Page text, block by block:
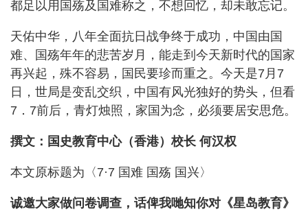
都足以用国殇及国难称之，不想回忆，却未敢忘记。
天佑中华，八年全面抗日战争终于成功，中国由国
难、国殇年年的悲苦岁月，能走到今天新时代的国家
再兴起，殊不容易，国民要珍而重之。今天是7月7
日，世局是变乱交织，中国有风光独好的势头，但看
7．7前后，青灯烛照，家国为念，必须要居安思危。
撰文：国史教育中心（香港）校长 何汉权
本文原标题为〈7·7 国难 国殇 国兴〉
诚邀大家做问卷调查，话俾我哋知你对《星岛教育》